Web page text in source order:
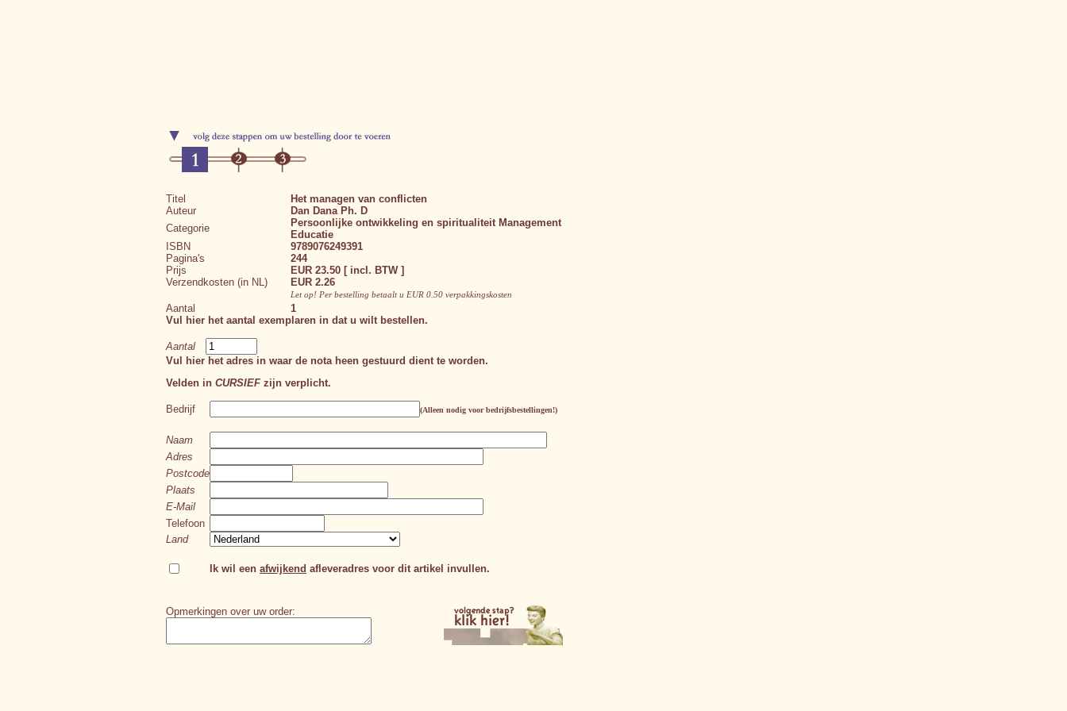
Titel
Het managen van conflicten
Auteur
Dan Dana Ph. D
Categorie
Persoonlijke ontwikkeling en spiritualiteit Management
Educatie
ISBN
9789076249391
Pagina's
244
Prijs
EUR 23.50 [ incl. BTW ]
Verzendkosten (in NL)
EUR 2.26
Let op! Per bestelling betaalt u EUR 0.50 verpakkingskosten
Aantal
1
Vul hier het aantal exemplaren in dat u wilt bestellen.
Aantal
Vul hier het adres in waar de nota heen gestuurd dient te worden.
Velden in CURSIEF zijn verplicht.
Bedrijf (Alleen nodig voor bedrijfsbestellingen!)
Naam
Adres
Postcode
Plaats
E-Mail
Telefoon
Land
Ik wil een afwijkend afleveradres voor dit artikel invullen.
Opmerkingen over uw order: